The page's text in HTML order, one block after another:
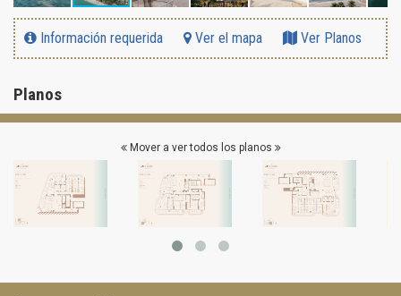
Información requerida Ver el mapa Ver Planos
Planos
Mover a ver todos los planos